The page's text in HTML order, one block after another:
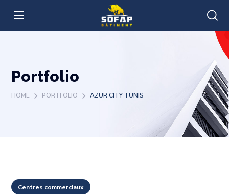
Portfolio
HOME PORTFOLIO AZUR CITY TUNIS
Centres commerciaux